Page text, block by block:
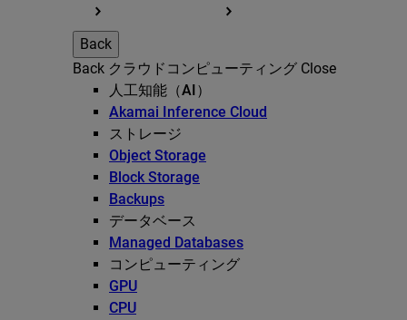
Back
Back クラウドコンピューティング Close
人工知能（AI）
Akamai Inference Cloud
ストレージ
Object Storage
Block Storage
Backups
データベース
Managed Databases
コンピューティング
GPU
CPU